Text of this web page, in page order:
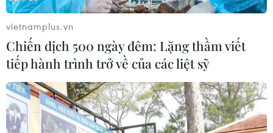
Quân đội tiếp tục hỗ trợ TP.HCM, các tỉnh
phía Nam chống dịch sau 30/9
29/09/2021 08:53
vietnamplus.vn
Chiến dịch 500 ngày đêm: Lặng thầm viết
tiếp hành trình trở về của các liệt sỹ